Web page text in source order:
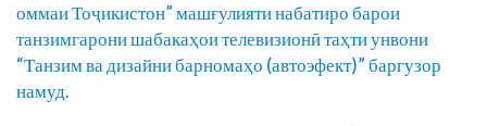
оммаи Тоҷикистон” машғулияти набатиро барои
танзимгарони шабакаҳои телевизионӣ таҳти унвони
“Танзим ва дизайни барномаҳо (автоэфект)” баргузор
намуд.